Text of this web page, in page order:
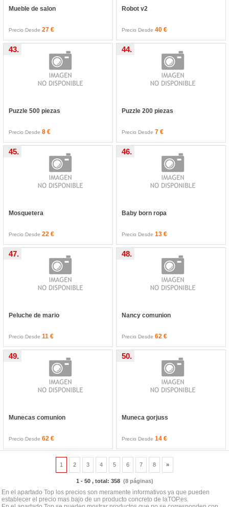
Mueble de salon
Precio Desde27 €
Robot v2
Precio Desde 40 €
Puzzle 500 piezas
43.
Precio Desde8 €
Puzzle 200 piezas
44.
Precio Desde 7 €
Mosquetera
45.
Precio Desde22 €
Baby born ropa
46.
Precio Desde 13 €
Peluche de mario
47.
Precio Desde11 €
Nancy comunion
48.
Precio Desde 62 €
Munecas comunion
49.
Precio Desde62 €
Muneca gorjuss
50.
Precio Desde 14 €
1 2 3 4 5 6 7 8 »
1 - 50 , total: 358(8 páginas)
En el apartado Top los precios son meramente informativos ya que pueden
establecer el precio mas bajo de un producto concreto de laTOP.es.